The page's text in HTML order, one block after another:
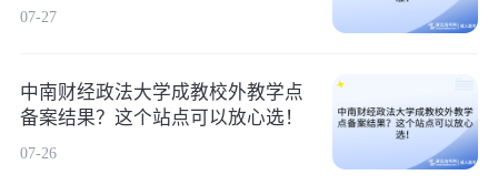
07-27
中南财经政法大学成教校外教学点
备案结果？这个站点可以放心选！
07-26